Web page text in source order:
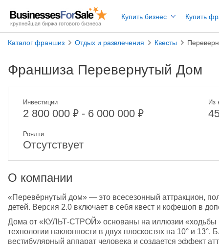
крупнейшая биржа готового бизнеса
Купить бизнес Купить
Каталог франшиз Отдых и развлечения Квесты
Франшиза Перевернутый Дом
Инвестиции
2 800 000 ₽ - 6 000 000 ₽
Из
Роялти
Отсутствует
О компании
«Перевёрнутый дом» — это всесезонный аттракцион,
детей. Версия 2.0 включает в себя квест и кофешоп в
Дома от «КУЛЬТ-СТРОЙ» основаны на иллюзии «ходьбы
технологии наклонности в двух плоскостях на 10° и 13°.
вестибулярный аппарат человека и создается эффект